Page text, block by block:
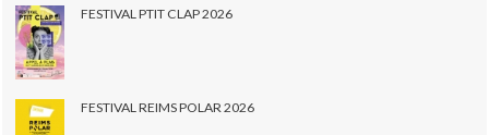
FESTIVAL PTIT CLAP 2026
FESTIVAL REIMS POLAR 2026